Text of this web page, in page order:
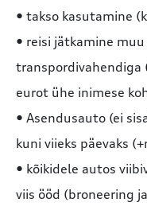
• takso kasutamine
• reisi jätkamine
transpordivahendiga
eurot ühe inimese
• Asendusauto (ei
kuni viieks päevaks
• kõikidele autos
viis ööd (broneering